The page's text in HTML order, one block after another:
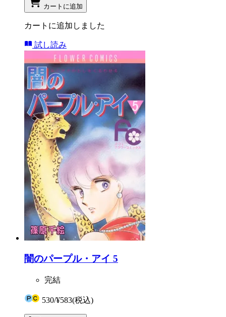
カートに追加
カートに追加しました
試し読み
闇のパープル・アイ 5
完結
530/¥583(税込)